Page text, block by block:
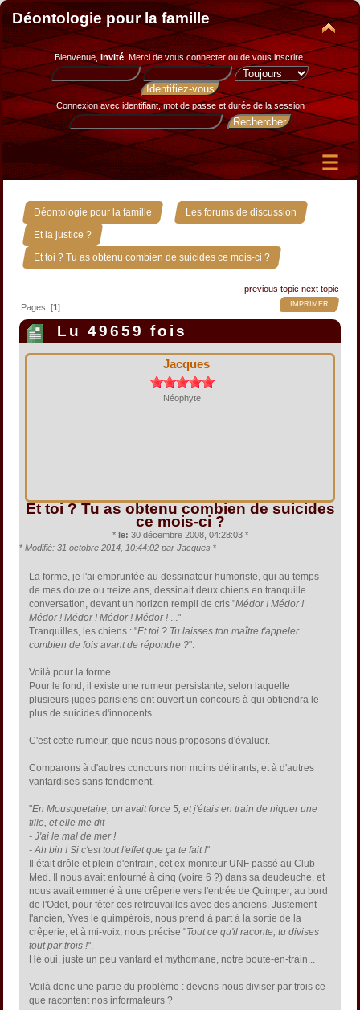
Déontologie pour la famille
Bienvenue, Invité. Merci devous connecter ou de vous inscrire.
Connexion avec identifiant, mot de passe et durée de la session
Déontologie pour la famille » Les forums de discussion »
Et la justice ? »
Et toi ? Tu as obtenu combien de suicides ce mois-ci ?
previous topic next topic
IMPRIMER
Pages: [1]
Lu 49659 fois
Jacques
Néophyte
Et toi ? Tu as obtenu combien de suicides
ce mois-ci ?
* le: 30 décembre 2008, 04:28:03 *
* Modifié: 31 octobre 2014, 10:44:02 par Jacques *
La forme, je l'ai empruntée au dessinateur humoriste, qui au temps
de mes douze ou treize ans, dessinait deux chiens en tranquille
conversation, devant un horizon rempli de cris "Médor ! Médor !
Médor ! Médor ! Médor ! Médor ! ..."
Tranquilles, les chiens : "Et toi ? Tu laisses ton maître t'appeler
combien de fois avant de répondre ?".
Voilà pour la forme.
Pour le fond, il existe une rumeur persistante, selon laquelle
plusieurs juges parisiens ont ouvert un concours à qui obtiendra le
plus de suicides d'innocents.
C'est cette rumeur, que nous nous proposons d'évaluer.
Comparons à d'autres concours non moins délirants, et à d'autres
vantardises sans fondement.
"En Mousquetaire, on avait force 5, et j'étais en train de niquer une
fille, et elle me dit
- J'ai le mal de mer !
- Ah bin ! Si c'est tout l'effet que ça te fait !"
Il était drôle et plein d'entrain, cet ex-moniteur UNF passé au Club
Med. Il nous avait enfourné à cinq (voire 6 ?) dans sa deudeuche, et
nous avait emmené à une crêperie vers l'entrée de Quimper, au bord
de l'Odet, pour fêter ces retrouvailles avec des anciens. Justement
l'ancien, Yves le quimpérois, nous prend à part à la sortie de la
crêperie, et à mi-voix, nous précise "Tout ce qu'il raconte, tu divises
tout par trois !".
Hé oui, juste un peu vantard et mythomane, notre boute-en-train...
Voilà donc une partie du problème : devons-nous diviser par trois ce
que racontent nos informateurs ?